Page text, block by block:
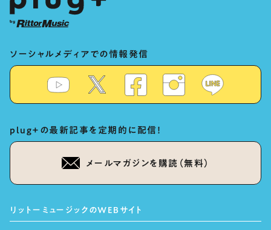
ソーシャルメディアでの情報発信
plug+の最新記事を定期的に配信！
メールマガジンを購読（無料）
リットーミュージックのWEBサイト